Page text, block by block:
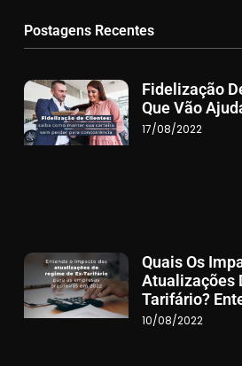
Postagens Recentes
Fidelização
Que Vão
17/08/2022
Quais Os
Atualizações
Tarifário?
10/08/2022